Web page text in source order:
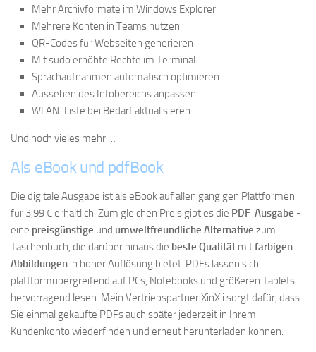
Mehr Archivformate im Windows Explorer
Mehrere Konten in Teams nutzen
QR-Codes für Webseiten generieren
Mit sudo erhöhte Rechte im Terminal
Sprachaufnahmen automatisch optimieren
Aussehen des Infobereichs anpassen
WLAN-Liste bei Bedarf aktualisieren
Und noch vieles mehr …
Als eBook und pdfBook
Die digitale Ausgabe ist als eBook auf allen gängigen Plattformen
für 3,99 € erhältlich. Zum gleichen Preis gibt es die PDF-Ausgabe -
eine preisgünstige und umweltfreundliche Alternative zum
Taschenbuch, die darüber hinaus die beste Qualität mitfarbigen
Abbildungen in hoher Auflösung bietet. PDFs lassen sich
plattformübergreifend auf PCs, Notebooks und größeren Tablets
hervorragend lesen. Mein Vertriebspartner XinXii sorgt dafür, dass
Sie einmal gekaufte PDFs auch später jederzeit in Ihrem
Kundenkonto wiederfinden und erneut herunterladen können.